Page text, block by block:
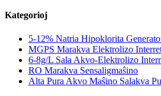
Kategorioj
5-12% Natria Hipoklorita
MGPS Marakva Elektrolizo
6-8g/L Sala Akvo-Elektrolizo
RO Marakva Sensaligmaŝino
Alta Pura Akvo Maŝino Salakva